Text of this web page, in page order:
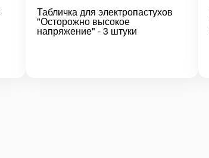
Табличка для электропастухов
"Осторожно высокое
напряжение" - 3 штуки